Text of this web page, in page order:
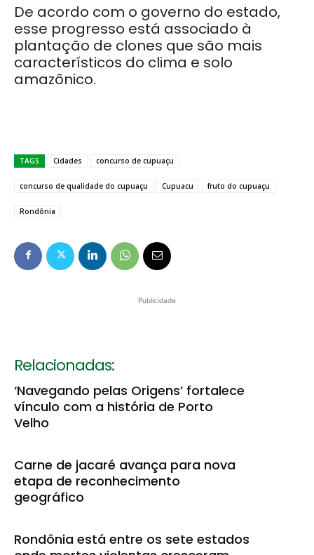
De acordo com o governo do estado,
esse progresso está associado à
plantação de clones que são mais
característicos do clima e solo
amazônico.
TAGS Cidades concurso de cupuaçu
concurso de qualidade do cupuaçu Cupuacu fruto do cupuaçu
Rondônia
Publicidade
Relacionadas:
‘Navegando pelas Origens’ fortalece
vínculo com a história de Porto
Velho
Carne de jacaré avança para nova
etapa de reconhecimento
geográfico
Rondônia está entre os sete estados